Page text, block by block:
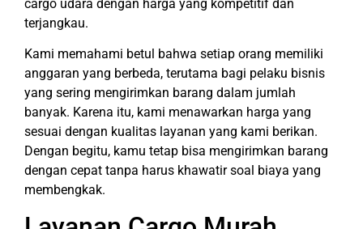
cargo udara dengan harga yang kompetitif dan
terjangkau.
Kami memahami betul bahwa setiap orang memiliki
anggaran yang berbeda, terutama bagi pelaku bisnis
yang sering mengirimkan barang dalam jumlah
banyak. Karena itu, kami menawarkan harga yang
sesuai dengan kualitas layanan yang kami berikan.
Dengan begitu, kamu tetap bisa mengirimkan barang
dengan cepat tanpa harus khawatir soal biaya yang
membengkak.